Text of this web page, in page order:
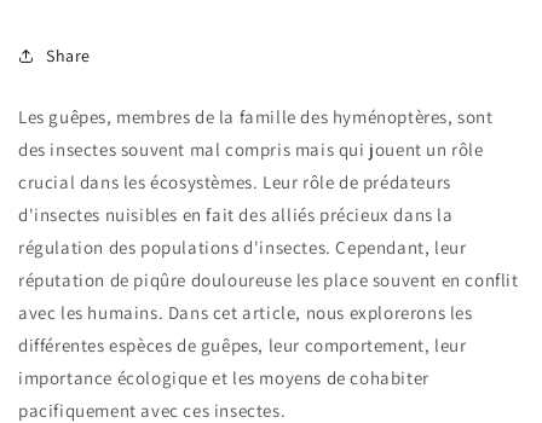
Share
Les guêpes, membres de la famille des hyménoptères, sont
des insectes souvent mal compris mais qui jouent un rôle
crucial dans les écosystèmes. Leur rôle de prédateurs
d'insectes nuisibles en fait des alliés précieux dans la
régulation des populations d'insectes. Cependant, leur
réputation de piqûre douloureuse les place souvent en conflit
avec les humains. Dans cet article, nous explorerons les
différentes espèces de guêpes, leur comportement, leur
importance écologique et les moyens de cohabiter
pacifiquement avec ces insectes.